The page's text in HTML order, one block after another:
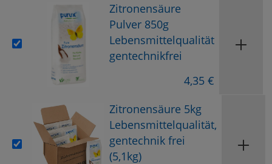
Zitronensäure
Pulver 850g
Lebensmittelqualität
gentechnikfrei
4,35 €
Zitronensäure 5kg
Lebensmittelqualität,
gentechnik frei
(5,1kg)